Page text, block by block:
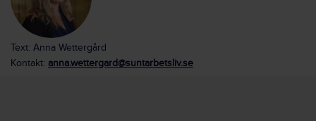
Text: Anna Wettergård
Kontakt: anna.wettergard@suntarbetsliv.se